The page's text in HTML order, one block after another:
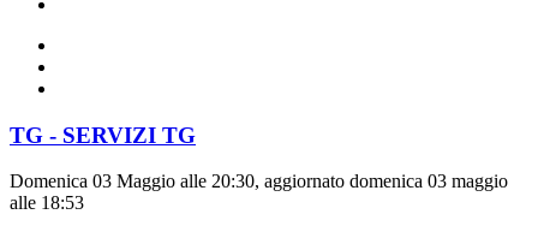
TG - SERVIZI TG
Domenica 03 Maggio alle 20:30, aggiornato domenica 03 maggio
alle 18:53